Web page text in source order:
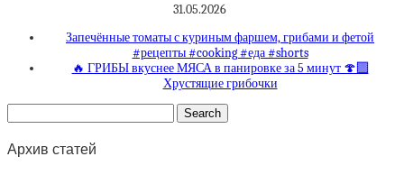
31.05.2026
Запечённые томаты с куриным фаршем, грибами и фетой
#рецепты #cooking #еда #shorts
🔥 ГРИБЫ вкуснее МЯСА в панировке за 5 минут 🍄‍🟫
Хрустящие грибочки
Архив статей